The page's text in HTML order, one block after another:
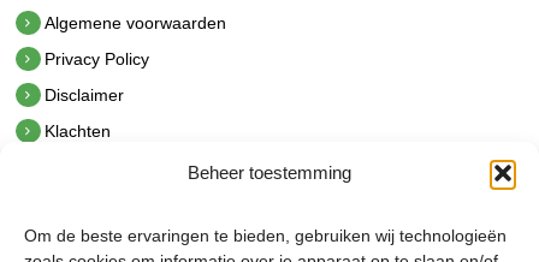
Beheer toestemming
Om de beste ervaringen te bieden, gebruiken wij technologieën
Algemene voorwaarden
Privacy Policy
Disclaimer
Klachten
hetindustriehuis B.V.
De Hoek 1 1601 MR Enkhuizen